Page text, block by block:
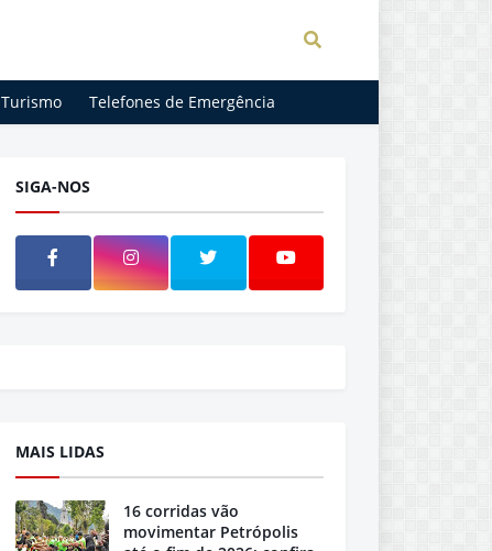
Turismo Telefones de Emergência
SIGA-NOS
MAIS LIDAS
16 corridas vão
movimentar Petrópolis